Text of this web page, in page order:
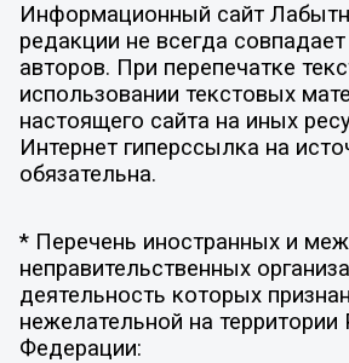
Информационный сайт
редакции не всегда
авторов. При перепечатке
использовании текстовых
настоящего сайта на иных
Интернет гиперссылка на
обязательна.
* Перечень иностранных и
неправительственных
деятельность которых
нежелательной на территории
Федерации: